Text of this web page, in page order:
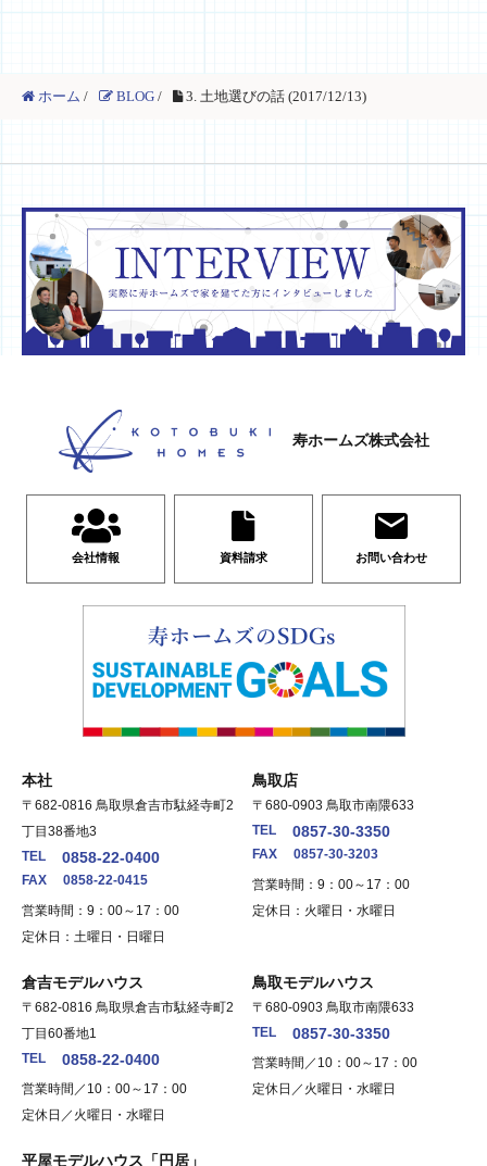
ホーム / BLOG / 3. 土地選びの話 (2017/12/13)
寿ホームズ株式会社
会社情報 資料請求 お問い合わせ
本社
〒682-0816 鳥取県倉吉市駄経寺町2
丁目38番地3
TEL
0858-22-0400
FAX
0858-22-0415
営業時間：9：00～17：00
定休日：土曜日・日曜日
鳥取店
〒680-0903 鳥取市南隈633
TEL
0857-30-3350
FAX
0857-30-3203
営業時間：9：00～17：00
定休日：火曜日・水曜日
倉吉モデルハウス
〒682-0816 鳥取県倉吉市駄経寺町2
丁目60番地1
TEL
0858-22-0400
営業時間／10：00～17：00
定休日／火曜日・水曜日
鳥取モデルハウス
〒680-0903 鳥取市南隈633
TEL
0857-30-3350
営業時間／10：00～17：00
定休日／火曜日・水曜日
平屋モデルハウス「円居」